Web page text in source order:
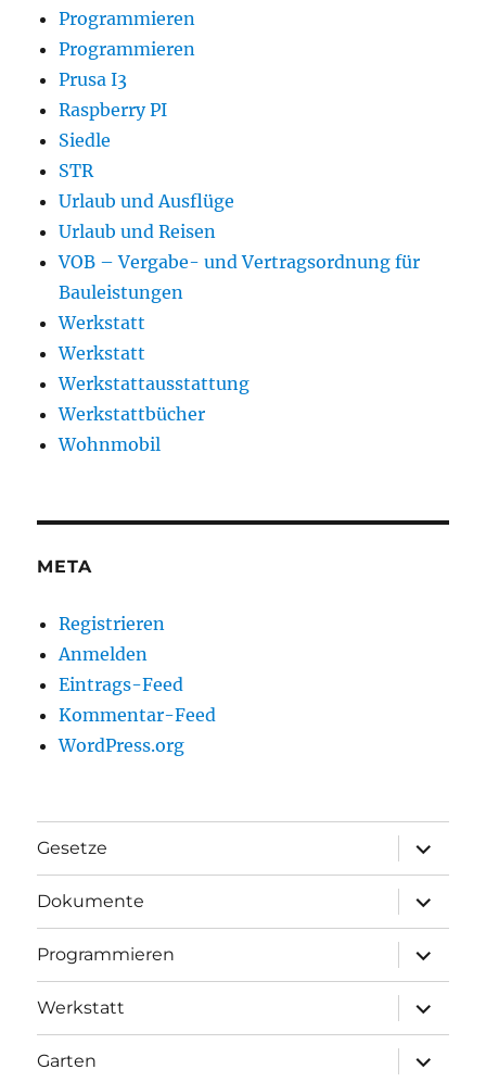
Programmieren
Programmieren
Prusa I3
Raspberry PI
Siedle
STR
Urlaub und Ausflüge
Urlaub und Reisen
VOB – Vergabe- und Vertragsordnung für
Bauleistungen
Werkstatt
Werkstatt
Werkstattausstattung
Werkstattbücher
Wohnmobil
META
Registrieren
Anmelden
Eintrags-Feed
Kommentar-Feed
WordPress.org
Gesetze
anzeigen
Dokumente
anzeigen
Programmieren
anzeigen
Werkstatt
anzeigen
Garten
anzeigen